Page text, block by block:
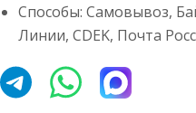
Способы: Самовывоз,
Линии, CDEK, Почта